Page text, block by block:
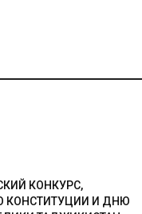
КОНКУРС,
И ДНЮ